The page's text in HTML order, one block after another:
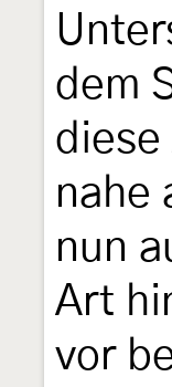
dem
diese
nahe
nun
Art
vor